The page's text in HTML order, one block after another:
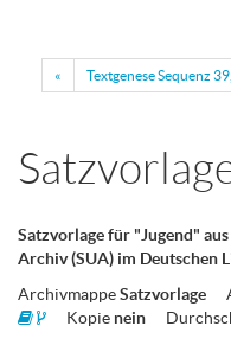
« Textgenese Sequenz
Satzvorlage für "Jugend"
Archiv (SUA) im Deutschen
ArchivmappeSatzvorlage
Kopie nein